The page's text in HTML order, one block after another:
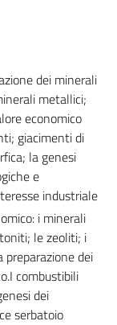
dei minerali
metallici;
economico
giacimenti di
la genesi
e
industriale
i minerali
le zeoliti; i
dei
combustibili
dei
serbatoio